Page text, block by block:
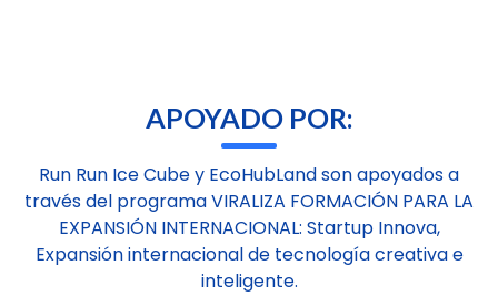
APOYADO POR:
Run Run Ice Cube y EcoHubLand son apoyados a
través del programa VIRALIZA FORMACIÓN PARA LA
EXPANSIÓN INTERNACIONAL: Startup Innova,
Expansión internacional de tecnología creativa e
inteligente.